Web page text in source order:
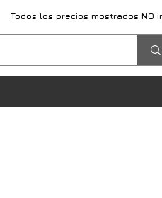
Todos los precios mostrados NO